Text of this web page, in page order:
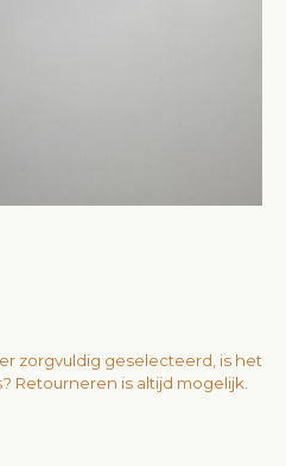
zorgvuldig geselecteerd, is het
Retourneren is altijd mogelijk.